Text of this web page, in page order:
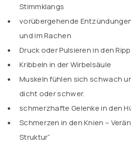
Stimmklangs
vorübergehende
und im Rachen
Druck oder Pulsieren in den
Kribbeln in der Wirbelsäule
Muskeln fühlen sich schwach
dicht oder schwer.
schmerzhafte Gelenke in den
Schmerzen in den Knien –
Struktur“